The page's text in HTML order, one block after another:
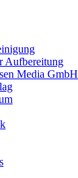
Aufbereitung
Media GmbH